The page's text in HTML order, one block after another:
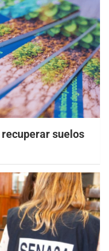
suelos